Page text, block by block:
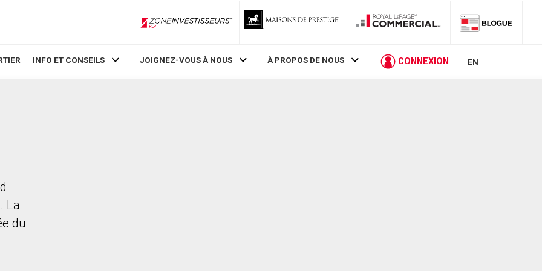
ZoneInvestisseurs RLP
INFO ET CONSEILS JOIGNEZ-VOUS À NOUS À PROPOS DE NOUS CONNEXION EN
La
du